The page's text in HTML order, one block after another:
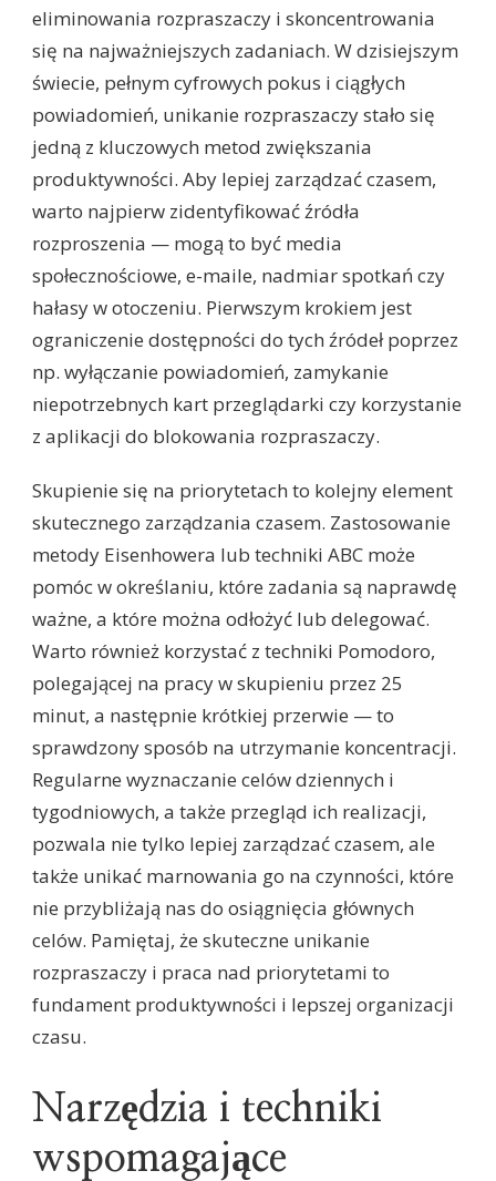
eliminowania rozpraszaczy i skoncentrowania
się na najważniejszych zadaniach. W dzisiejszym
świecie, pełnym cyfrowych pokus i ciągłych
powiadomień, unikanie rozpraszaczy stało się
jedną z kluczowych metod zwiększania
produktywności. Aby lepiej zarządzać czasem,
warto najpierw zidentyfikować źródła
rozproszenia — mogą to być media
społecznościowe, e-maile, nadmiar spotkań czy
hałasy w otoczeniu. Pierwszym krokiem jest
ograniczenie dostępności do tych źródeł poprzez
np. wyłączanie powiadomień, zamykanie
niepotrzebnych kart przeglądarki czy korzystanie
z aplikacji do blokowania rozpraszaczy.
Skupienie się na priorytetach to kolejny element
skutecznego zarządzania czasem. Zastosowanie
metody Eisenhowera lub techniki ABC może
pomóc w określaniu, które zadania są naprawdę
ważne, a które można odłożyć lub delegować.
Warto również korzystać z techniki Pomodoro,
polegającej na pracy w skupieniu przez 25
minut, a następnie krótkiej przerwie — to
sprawdzony sposób na utrzymanie koncentracji.
Regularne wyznaczanie celów dziennych i
tygodniowych, a także przegląd ich realizacji,
pozwala nie tylko lepiej zarządzać czasem, ale
także unikać marnowania go na czynności, które
nie przybliżają nas do osiągnięcia głównych
celów. Pamiętaj, że skuteczne unikanie
rozpraszaczy i praca nad priorytetami to
fundament produktywności i lepszej organizacji
czasu.
Narzędzia i techniki
wspomagające